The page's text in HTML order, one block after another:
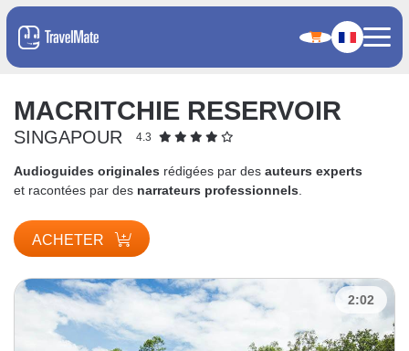
MACRITCHIE RESERVOIR
SINGAPOUR 4.3
Audioguides originales rédigées par des auteurs experts
et racontées par des narrateurs professionnels
ACHETER
2:02